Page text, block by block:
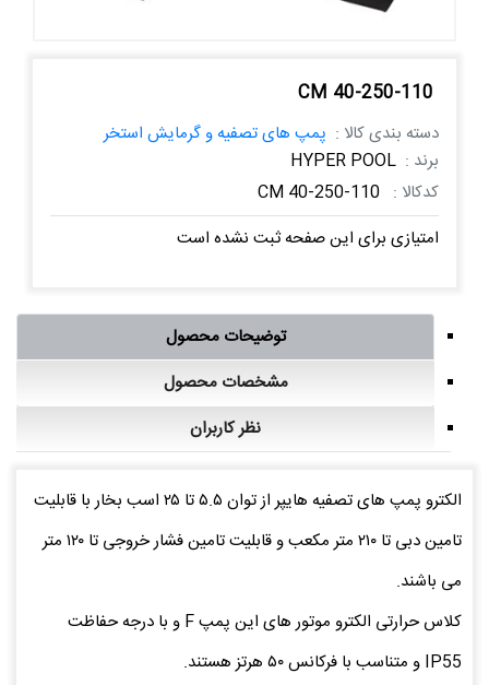
CM 40-250-110
دسته بندی کالا : پمپ های تصفیه و گرمایش استخر
برند : HYPER POOL
کدکالا : CM 40-250-110
امتیازی برای این صفحه ثبت نشده است
توضیحات محصول
مشخصات محصول
نظر کاربران
الکترو پمپ های تصفیه هایپر از توان ۵.۵ تا ۲۵ اسب بخار با قابلیت
تامین دبی تا ۲۱۰ متر مکعب و قابلیت تامین فشار خروجی تا ۱۲۰ متر
می باشند.
کلاس حرارتی الکترو موتور های این پمپ F و با درجه حفاظت
IP55 و متناسب با فرکانس ۵۰ هرتز هستند.